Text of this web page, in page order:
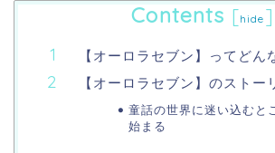
Contents [hide ]
【オーロラセブン】ってどん
【オーロラセブン】のストー
童話の世界に迷い込むと
始まる